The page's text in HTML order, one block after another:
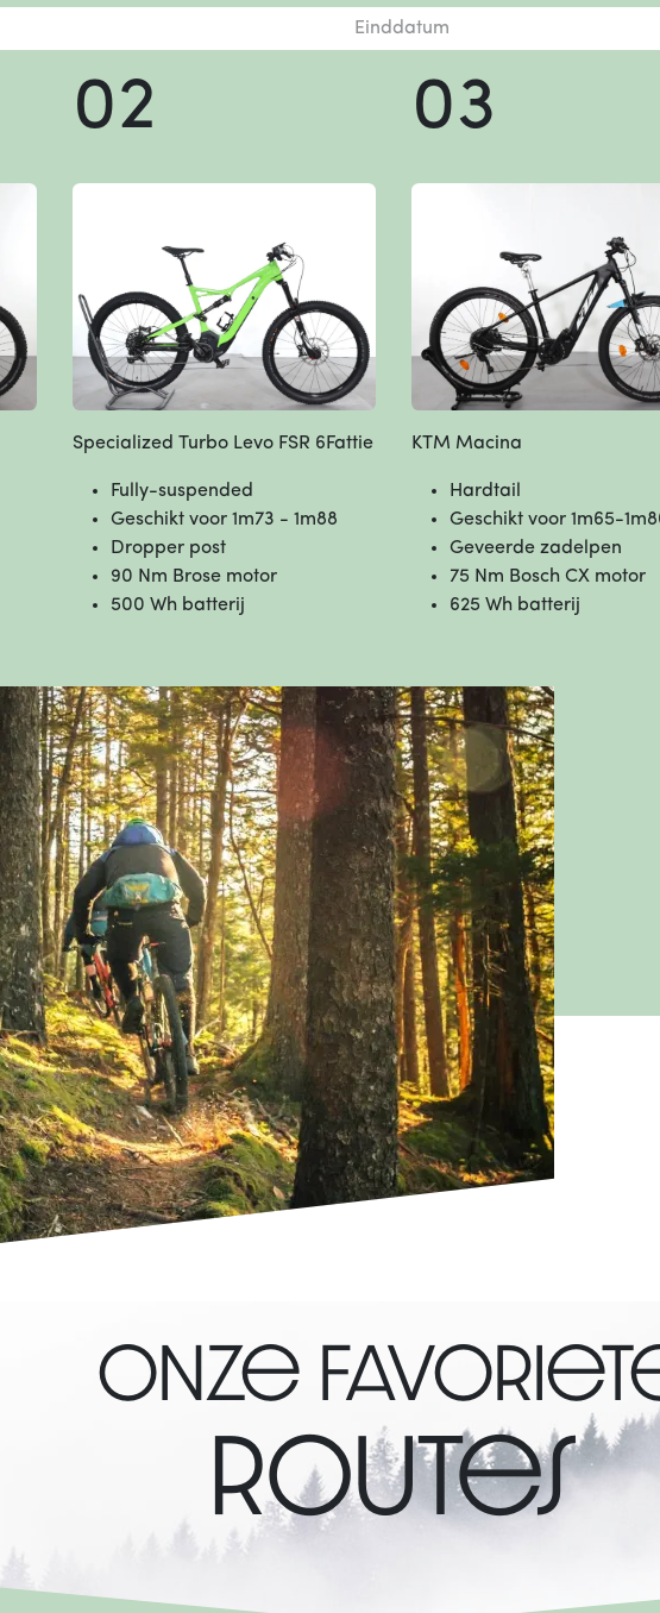
02
Specialized Turbo Levo FSR 6Fattie
Fully-suspended
Geschikt voor 1m73 - 1m88
Dropper post
90 Nm Brose motor
500 Wh batterij
03
KTM Macina
Hardtail
Geschikt voor 1m65-
Geveerde zadelpen
75 Nm Bosch CX motor
625 Wh batterij
onze
routes